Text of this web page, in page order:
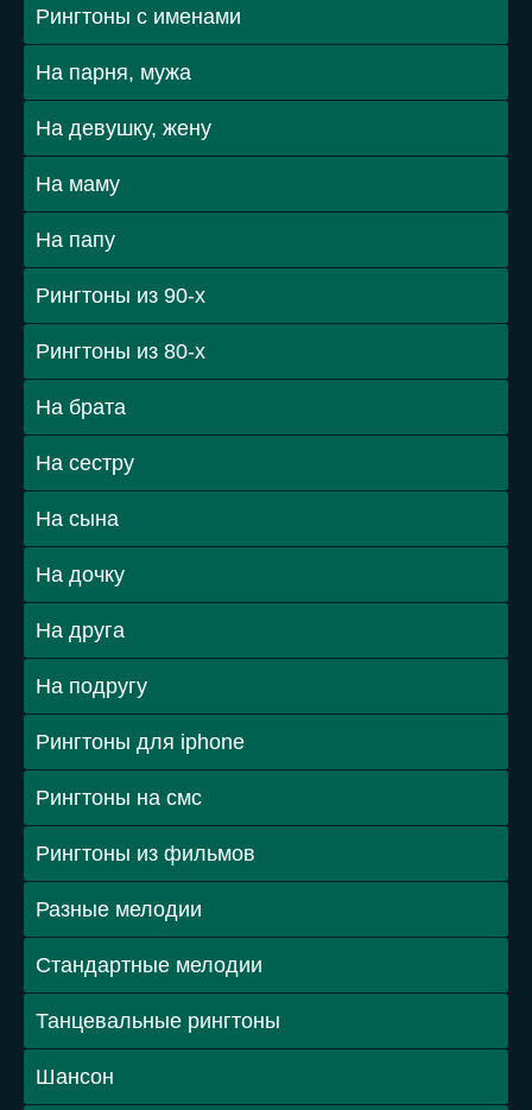
Рингтоны с именами
На парня, мужа
На девушку, жену
На маму
На папу
Рингтоны из 90-х
Рингтоны из 80-х
На брата
На сестру
На сына
На дочку
На друга
На подругу
Рингтоны для iphone
Рингтоны на смс
Рингтоны из фильмов
Разные мелодии
Стандартные мелодии
Танцевальные рингтоны
Шансон